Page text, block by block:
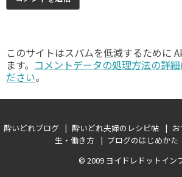
このサイトはスパムを低減するために
ます。 コメントデータの処理方法の詳
ださい。
酔いどれブログ 酔いどれ夫婦のレシピ帖
生・働き方
ブログのはじめかた
© 2009 ヨイドレドットイン